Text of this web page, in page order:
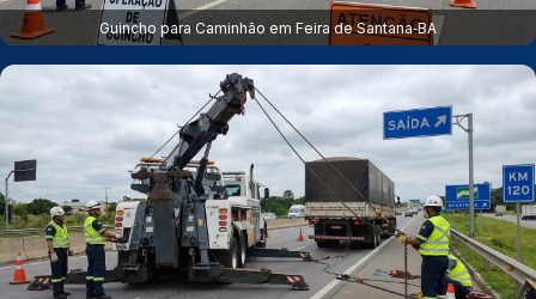
Guincho para Caminhão em Feira de Santana‑BA